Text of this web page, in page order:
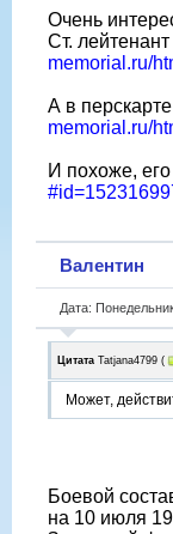
Очень
Ст.
memorial.ru/
А в
memorial.ru/
И похоже,
Валентин
Дата:
Цитата Tatjana4799 (
Может,
Боевой
на 10 июля